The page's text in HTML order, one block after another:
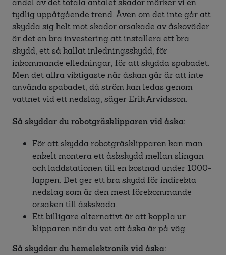
tydlig uppåtgående trend. Även om det inte går att
skydda sig helt mot skador orsakade av åskoväder
är det en bra investering att installera ett bra
skydd, ett så kallat inledningsskydd, för
inkommande elledningar, för att skydda spabadet.
Men det allra viktigaste när åskan går är att inte
använda spabadet, då ström kan ledas genom
vattnet vid ett nedslag, säger Erik Arvidsson.
Så skyddar du robotgräsklipparen vid åska:
För att skydda robotgräsklipparen kan man
enkelt montera ett åskskydd mellan slingan
och laddstationen till en kostnad under 1000-
lappen. Det ger ett bra skydd för indirekta
nedslag som är den mest förekommande
orsaken till åskskada.
Ett billigare alternativt är att koppla ur
klipparen när du vet att åska är på väg.
Så skyddar du hemelektronik vid åska: